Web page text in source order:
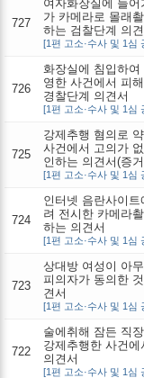
727
여자화장실에 들
가 카메라로 몰래
하는 검찰단계 의
[1편 고소·수사 및 1심
726
화장실에 침입하
영한 사건에서 피
경찰단계 의견서
[1편 고소·수사 및 1심
725
강제추행 혐의로
사건에서 고의가
인하는 의견서(증
[1편 고소·수사 및 1심
724
인터넷 음란사이
려 전시한 카메라
하는 의견서
[1편 고소·수사 및 1심
723
상대방 여성이 아
피의자가 동의한
견서
[1편 고소·수사 및 1심
722
술에취해 잠든 직
강제추행한 사건
의견서
[1편 고소·수사 및 1심